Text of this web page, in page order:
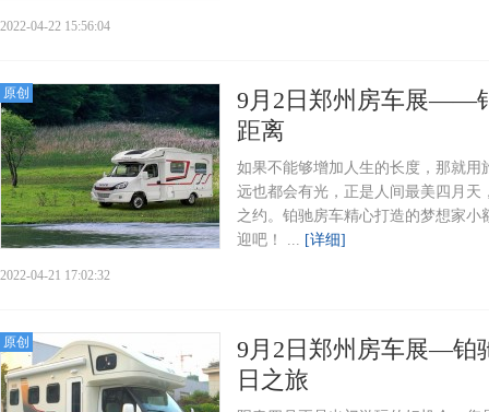
2022-04-22 15:56:04
原创
9月2日郑州房车展——
距离
如果不能够增加人生的长度，那就
远也都会有光，正是人间最美四月
之约。铂驰房车精心打造的梦想家
迎吧！ ... [详细]
2022-04-21 17:02:32
原创
9月2日郑州房车展—铂
日之旅